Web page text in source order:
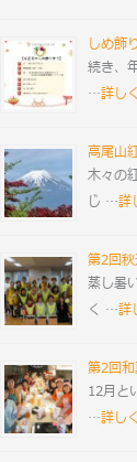
しめ飾
続き、
…詳し
高尾山
木々の
じ …詳
第2回
蒸し暑
く …詳
第2回
12月と
…詳し